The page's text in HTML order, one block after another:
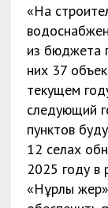
«На
из бюджета
них 37
текущем
следующий
пунктов
12 селах
2025 году в
«Нұрлы